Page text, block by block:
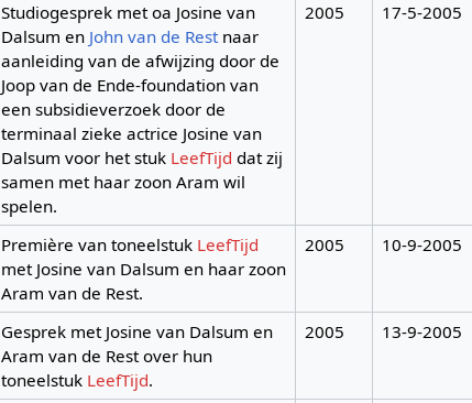
Studiogesprek met oa Josine van
Dalsum en John van de Restnaar
aanleiding van de afwijzing door de
Joop van de Ende-foundation van
een subsidieverzoek door de
terminaal zieke actrice Josine van
Dalsum voor het stuk LeefTijd dat zij
samen met haar zoon Aram wil
spelen.
2005 17-5-2005
Première van toneelstuk LeefTijd
met Josine van Dalsum en haar zoon
Aram van de Rest.
2005 10-9-2005
Gesprek met Josine van Dalsum en
Aram van de Rest over hun
toneelstuk LeefTijd.
2005 13-9-2005